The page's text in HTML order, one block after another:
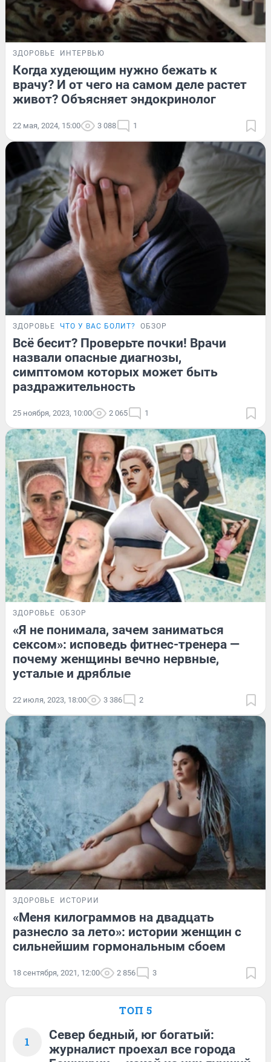
ЗДОРОВЬЕ ИНТЕРВЬЮ
Когда худеющим нужно бежать к
врачу? И от чего на самом деле растет
живот? Объясняет эндокринолог
22 мая, 2024, 15:00 3 088 1
ЗДОРОВЬЕ ЧТО У ВАС БОЛИТ? ОБЗОР
Всё бесит? Проверьте почки! Врачи
назвали опасные диагнозы,
симптомом которых может быть
раздражительность
25 ноября, 2023, 10:00 2 065 1
ЗДОРОВЬЕ ОБЗОР
«Я не понимала, зачем заниматься
сексом»: исповедь фитнес-тренера —
почему женщины вечно нервные,
усталые и дряблые
22 июля, 2023, 18:00 3 386 2
ЗДОРОВЬЕ ИСТОРИИ
«Меня килограммов на двадцать
разнесло за лето»: истории женщин с
сильнейшим гормональным сбоем
18 сентября, 2021, 12:00 2 856 3
ТОП 5
1
Север бедный, юг богатый:
журналист проехал все города